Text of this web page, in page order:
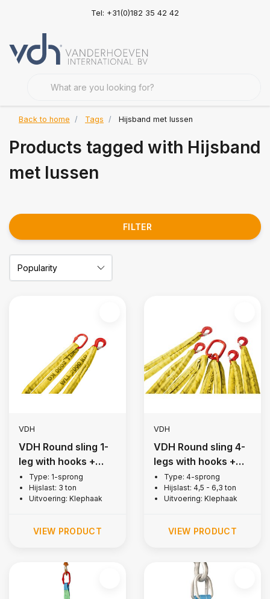
Tel: +31(0)182 35 42 42
Back to home Tags Hijsband met lussen
Products tagged with Hijsband
met lussen
FILTER
VDH
VDH Round sling 1-
leg with hooks +
latch, 3 ton
Type: 1-sprong
Hijslast: 3 ton
Uitvoering: Klephaak
VIEW PRODUCT
VDH
VDH Round sling 4-
legs with hooks +
latch, 4,5 ton
Type: 4-sprong
Hijslast: 4,5 - 6,3 ton
Uitvoering: Klephaak
VIEW PRODUCT